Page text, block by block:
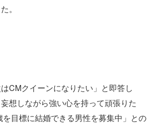
。
CMクイーンになりたい」と即答し
想しながら強い心を持って頑張りた
目標に結婚できる男性を募集中」との